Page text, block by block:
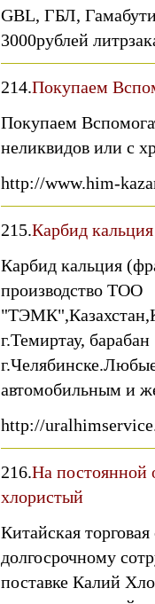
GBL, ГБЛ,
3000рублей
214.Покупаем
Покупаем
неликвидов или с
http://www.him-
215.Карбид кальция
Карбид кальция
производство ТОО
г.Темиртау,
автомобильным и
http://
216.На постоянной
хлористый
Китайская
долгосрочному
поставке Калий